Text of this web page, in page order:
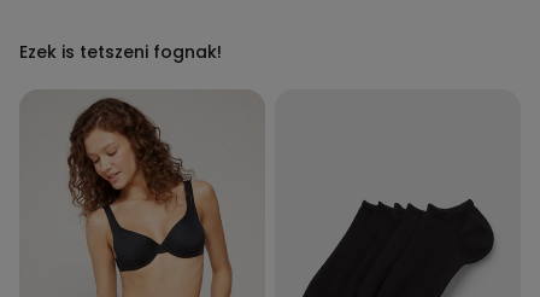
Ezek is tetszeni fognak!